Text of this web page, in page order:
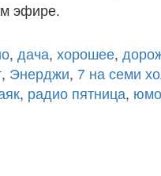
эфире.
, дача, хорошее,
, Энерджи, 7 на семи
, радио пятница,